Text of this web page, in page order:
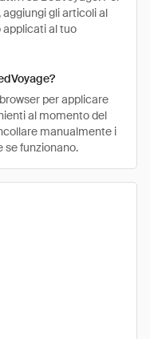
gli articoli al
applicati al tuo
per applicare
al momento del
manualmente i
se funzionano.